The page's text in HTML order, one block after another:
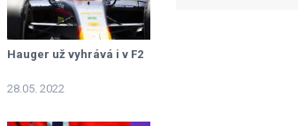
Hauger už vyhrává i v F2
28.05. 2022